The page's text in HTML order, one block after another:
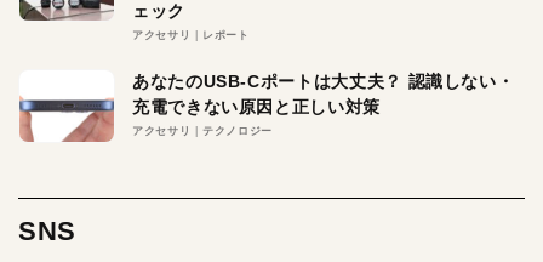
ェック
アクセサリ レポート
あなたのUSB-Cポートは大丈夫？ 認識しない・
充電できない原因と正しい対策
アクセサリ テクノロジー
SNS